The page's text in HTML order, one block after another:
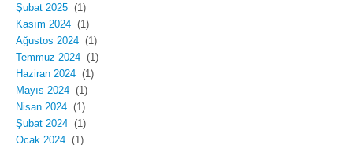
Şubat 2025 (1)
Kasım 2024 (1)
Ağustos 2024 (1)
Temmuz 2024 (1)
Haziran 2024 (1)
Mayıs 2024 (1)
Nisan 2024 (1)
Şubat 2024 (1)
Ocak 2024 (1)